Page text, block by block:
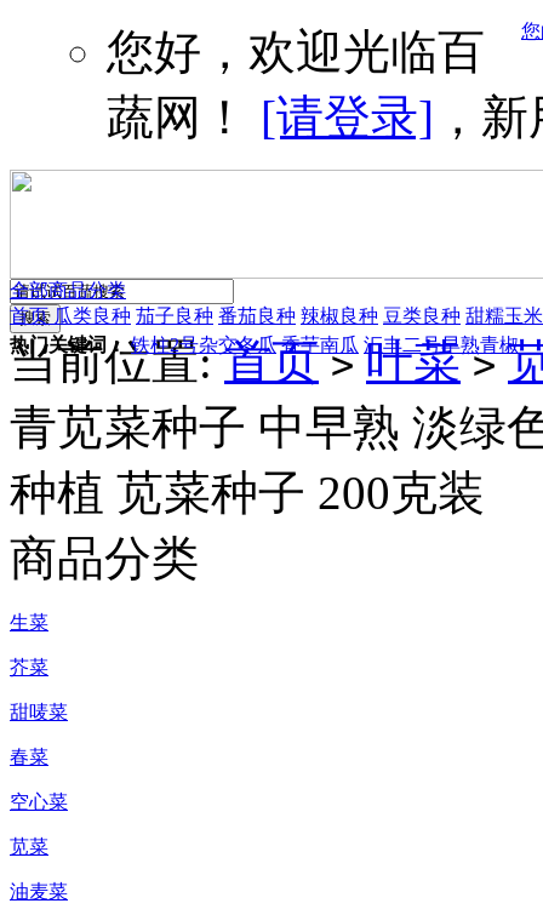
您好，欢迎光临百
蔬网！ [请登录] ，
热门关键词： 铁柱2号杂交冬瓜 香芋南瓜 汇丰二号早熟青椒
全部商品分类
首页 瓜类良种 茄子良种 番茄良种 辣椒良种 豆类良种 甜糯玉米
当前位置:首页 > 叶菜 >
青苋菜种子 中早熟 淡绿
种植 苋菜种子 200克装
商品分类
生菜
芥菜
甜唛菜
春菜
空心菜
苋菜
油麦菜